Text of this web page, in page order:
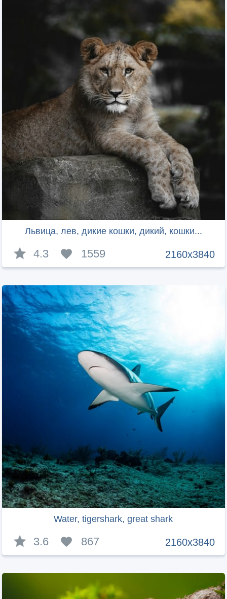
Львица, лев, дикие кошки, дикий, кошки...
2160x3840
4.3 1559
Water, tigershark, great shark
2160x3840
3.6 867